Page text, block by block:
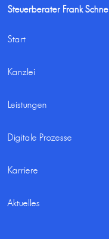
Steuerberater Frank Schnell
Start
Kanzlei
Leistungen
Digitale Prozesse
Karriere
Aktuelles